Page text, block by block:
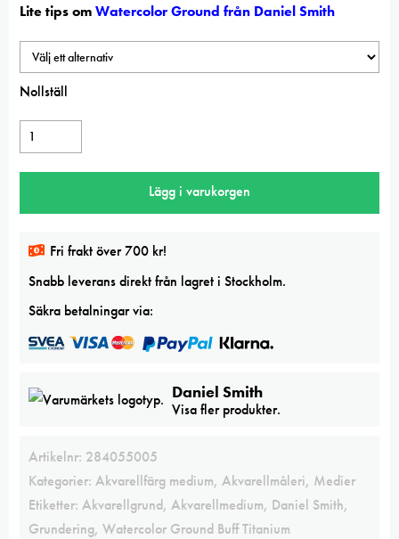
Lite tips omWatercolor Ground från Daniel Smith
Nollställ
Watercolor
Ground
Buff
mängd
Lägg i varukorgen
Fri frakt över 700 kr!
Snabb leverans direkt från lagret i Stockholm.
Säkra betalningar via:
Daniel Smith
Visa fler produkter.
Artikelnr: 284055005
Kategorier: Akvarellfärg medium, Akvarellmåleri, Medier
Etiketter: Akvarellgrund, Akvarellmedium, Daniel Smith,
Grundering, Watercolor Ground Buff Titanium